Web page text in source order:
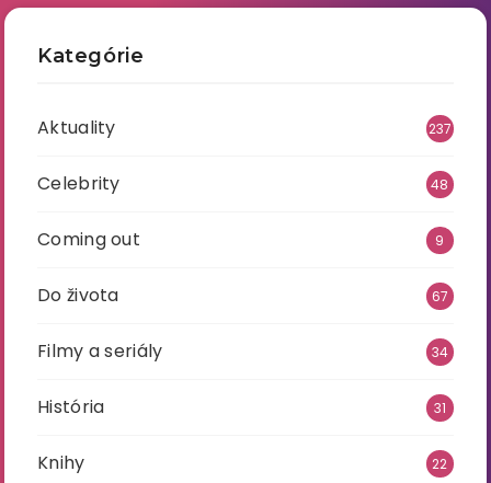
Kategórie
Aktuality 237
Celebrity 48
Coming out 9
Do života 67
Filmy a seriály 34
História 31
Knihy 22